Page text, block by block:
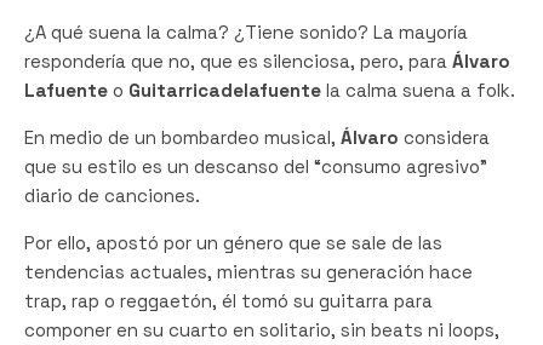
¿A qué suena la calma? ¿Tiene sonido? La mayoría
respondería que no, que es silenciosa, pero, para Álvaro
Lafuente o Guitarricadelafuente la calma suena a folk.
En medio de un bombardeo musical, Álvaro considera
que su estilo es un descanso del “consumo agresivo”
diario de canciones.
Por ello, apostó por un género que se sale de las
tendencias actuales, mientras su generación hace
trap, rap o reggaetón, él tomó su guitarra para
componer en su cuarto en solitario, sin beats ni loops,